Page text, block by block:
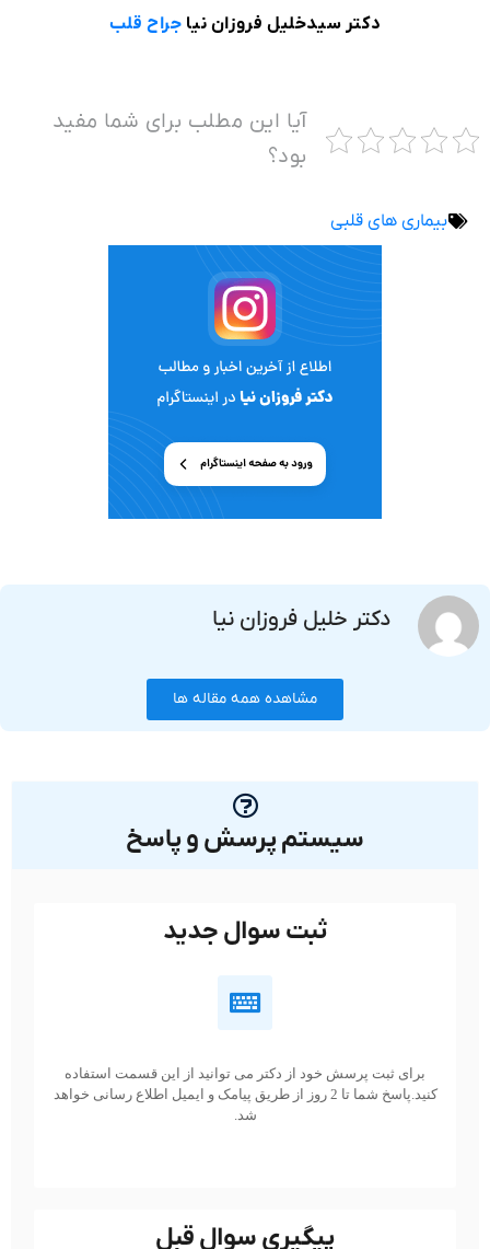
دکتر سیدخلیل فروزان نیا جراح قلب
آیا این مطلب برای شما مفید
بود؟
بیماری های قلبی
دکتر خلیل فروزان نیا
مشاهده همه مقاله ها
سیستم پرسش و پاسخ
ثبت سوال جدید
برای ثبت پرسش خود از دکتر می توانید از این قسمت استفاده
کنید.پاسخ شما تا 2 روز از طریق پیامک و ایمیل اطلاع رسانی خواهد
شد.
پیگیری سوال قبل